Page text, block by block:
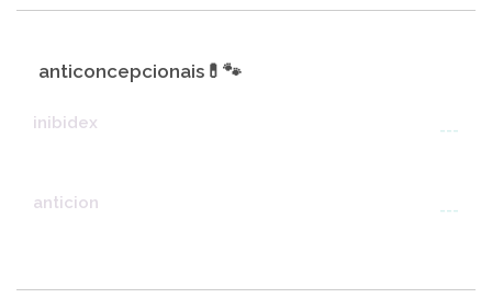
anticoncepcionais💊🐾
inibidex ---
anticion ---